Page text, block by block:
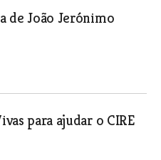
de João Jerónimo
para ajudar o CIRE